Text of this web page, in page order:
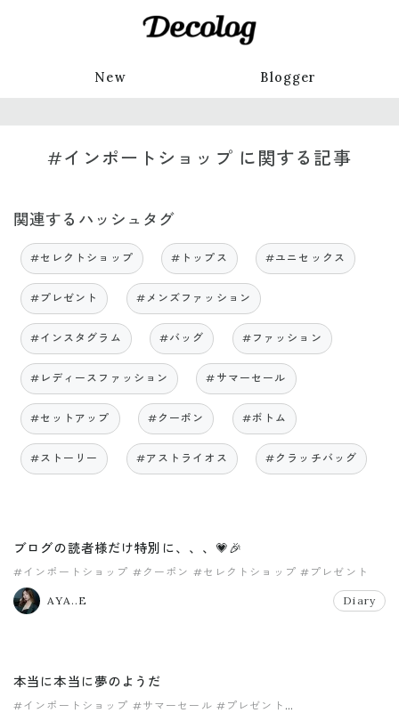
New Blogger
#インポートショップ に関する記事
関連するハッシュタグ
#セレクトショップ #トップス #ユニセックス
#プレゼント #メンズファッション
#インスタグラム #バッグ #ファッション
#レディースファッション #サマーセール
#セットアップ #クーポン #ボトム
#ストーリー #アストライオス #クラッチバッグ
ブログの読者様だけ特別に、、、💗🎉
#インポートショップ #クーポン #セレクトショップ #プレゼント
AYA..E Diary
本当に本当に夢のようだ
#インポートショップ #サマーセール #プレゼント